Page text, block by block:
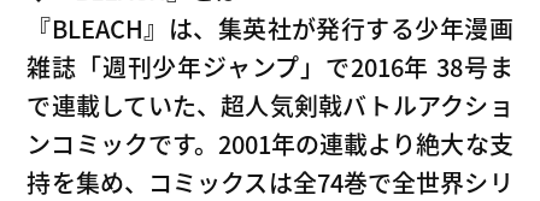
『BLEACH』は、集英社が発行する少年漫画
雑誌「週刊少年ジャンプ」で2016年 38号ま
で連載していた、超人気剣戟バトルアクショ
ンコミックです。2001年の連載より絶大な支
持を集め、コミックスは全74巻で全世界シリ